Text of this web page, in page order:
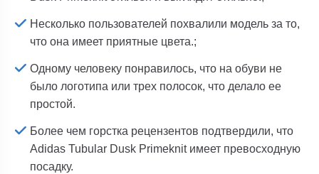
Несколько пользователей похвалили модель за то,
что она имеет приятные цвета.;
Одному человеку понравилось, что на обуви не
было логотипа или трех полосок, что делало ее
простой.
Более чем горстка рецензентов подтвердили, что
Adidas Tubular Dusk Primeknit имеет превосходную
посадку.